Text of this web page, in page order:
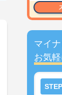
マイ
お気
STEP